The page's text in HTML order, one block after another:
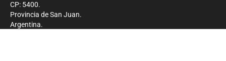
CP: 5400.
Provincia de San Juan.
Argentina.